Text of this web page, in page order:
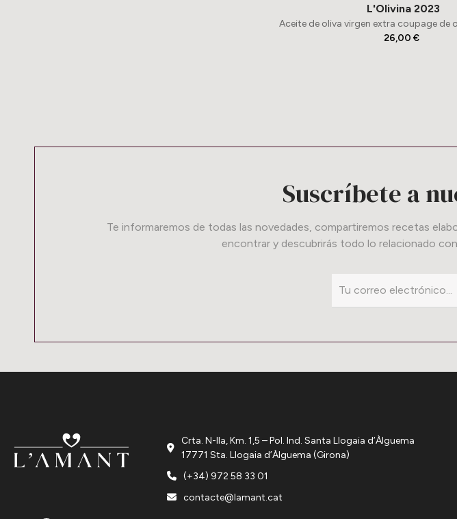
L'Olivina 2023
Aceite de oliva virgen extra coupage de
26,00 €
Suscríbete a
Te informaremos de todas las novedades, compartiremos recetas
encontrar y descubrirás todo lo relacionado
Crta. N-IIa, Km. 1,5 – Pol. Ind. Santa Llogaia d’Àlguema
17771 Sta. Llogaia d’Àlguema (Girona)
(+34) 972 58 33 01
contacte@lamant.cat